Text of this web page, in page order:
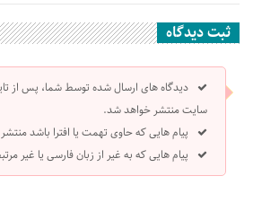
ثبت دیدگاه
دیدگاه های ارسال شده توسط شما، پس از
سایت منتشر خواهد شد.
پیام هایی که حاوی تهمت یا افترا باشد
پیام هایی که به غیر از زبان فارسی یا غیر